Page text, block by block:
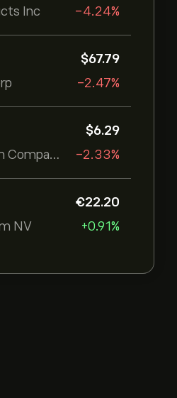
Inc
-4.24%
‎$‎67.79
-2.47%
Bausch Health Companies Inc
‎$‎6.29
-2.33%
NV
‎€‎22.20
+0.91%